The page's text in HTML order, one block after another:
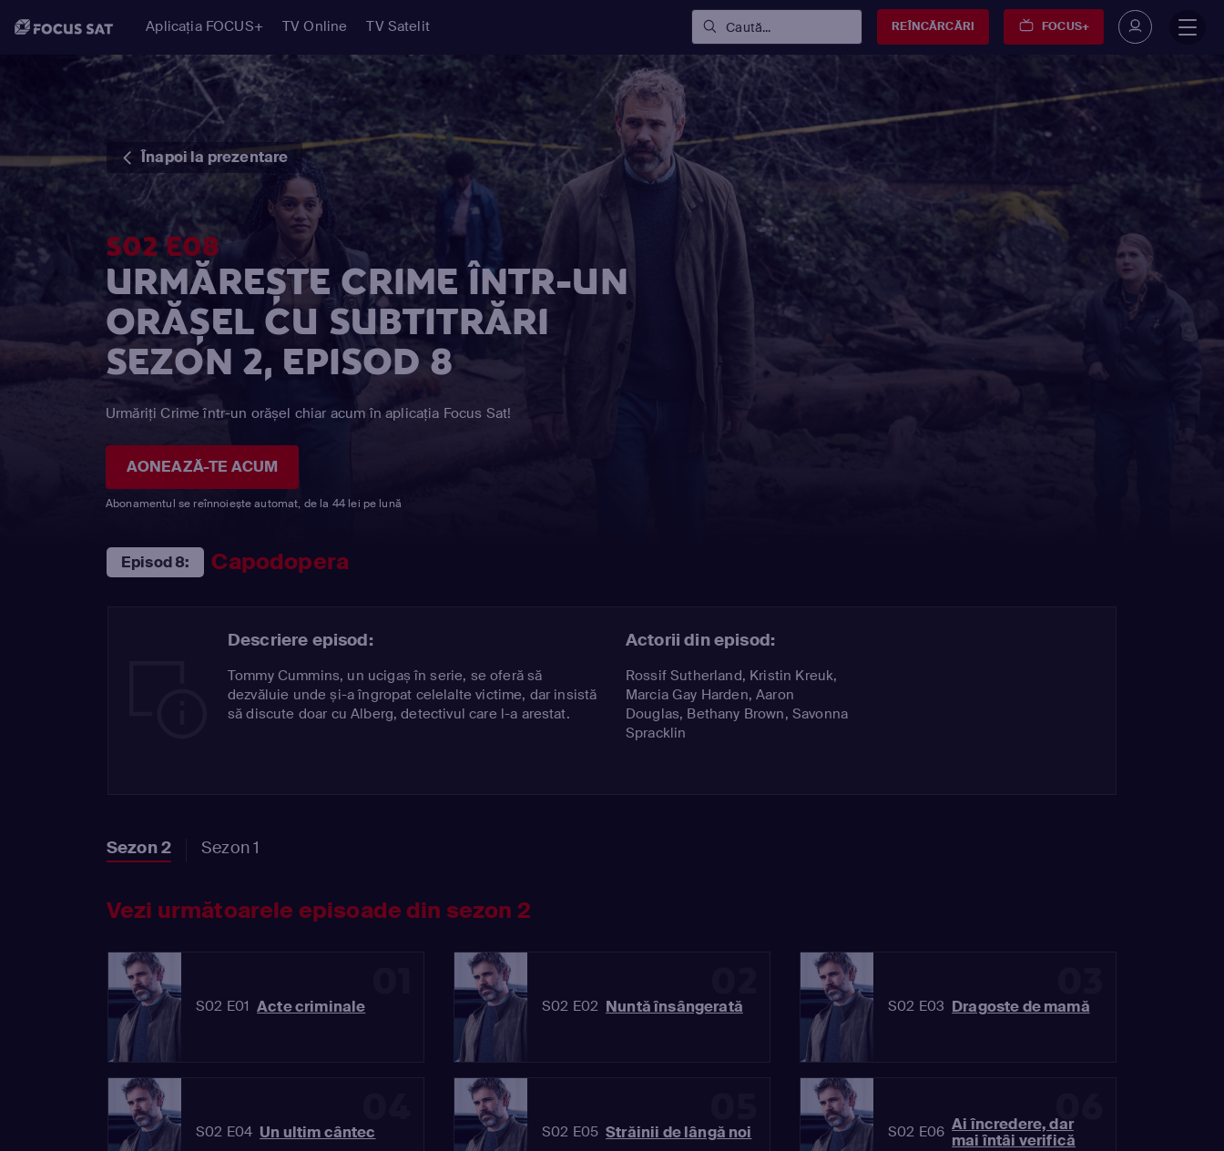
Aplicația FOCUS+ TV Online TV Satelit Caută... REÎNCĂRCĂRI FOCUS+
Înapoi la prezentare
S02 E08
URMĂREȘTE CRIME ÎNTR-UN
ORĂȘEL CU SUBTITRĂRI
SEZON 2, EPISOD 8
Urmăriți Crime într-un orășel chiar acum în aplicația Focus Sat!
AONEAZĂ-TE ACUM
Abonamentul se reînnoiește automat, de la 44 lei pe lună
Episod 8: Capodopera
Descriere episod:
Tommy Cummins, un ucigaș în serie, se oferă să
dezvăluie unde și-a îngropat celelalte victime, dar insistă
să discute doar cu Alberg, detectivul care l-a arestat.
Actorii din episod:
Rossif Sutherland, Kristin Kreuk,
Marcia Gay Harden,Aaron
Douglas, Bethany Brown, Savonna
Spracklin
Sezon 2 Sezon 1
Vezi următoarele episoade din sezon 2
S02 E01 Acte criminale S02 E02 Nuntă însângerată S02 E03 Dragoste de mamă
S02 E04 Un ultim cântec S02 E05 Străinii de lângă noi
06
S02 E06 Ai încredere, dar
mai întâi verifică